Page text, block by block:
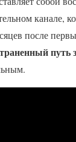
канале,
после
путь